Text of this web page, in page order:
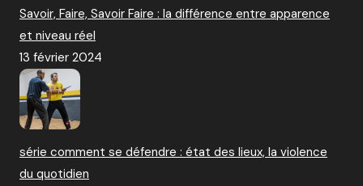
Savoir, Faire, Savoir Faire : la différence entre apparence
et niveau réel
13 février 2024
série comment se défendre : état des lieux, la violence
du quotidien